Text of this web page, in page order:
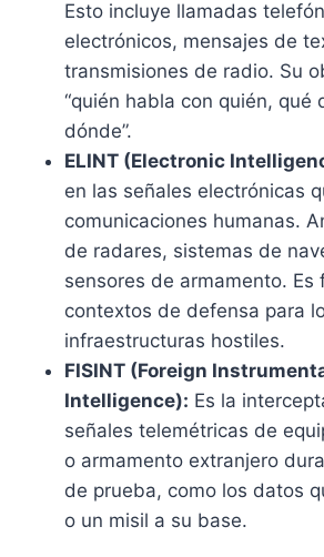
Esto incluye llamadas
electrónicos, mensajes de
transmisiones de radio. Su
“quién habla con quién, qué
dónde”.
ELINT (Electronic
en las señales electrónicas
comunicaciones humanas.
de radares, sistemas de
sensores de armamento. Es
contextos de defensa para
infraestructuras hostiles.
FISINT (Foreign
Intelligence): Es la
señales telemétricas de
o armamento extranjero
de prueba, como los datos
o un misil a su base.